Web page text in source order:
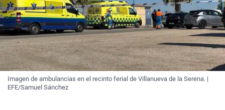
Imagen de ambulancias en el recinto ferial de Villanueva de la Serena. |
EFE/Samuel Sánchez